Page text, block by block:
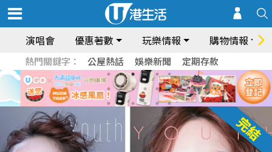
演唱會 優惠著數 玩樂情報 購物情報
熱門關鍵字： 公屋熱話 娛樂新聞 定期存款